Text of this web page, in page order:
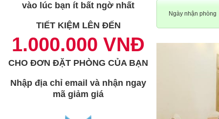
vào lúc bạn ít bất ngờ nhất
TIẾT KIỆM LÊN ĐẾN
1.000.000 VNĐ
CHO ĐƠN ĐẶT PHÒNG CỦA BẠN
Nhập địa chỉ email và nhận ngay
mã giảm giá
Ngày nhận phòng